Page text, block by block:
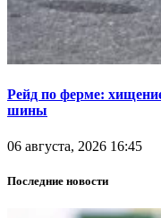
Рейд по ферме:
шины
06 августа, 2026 16:45
Последние новости